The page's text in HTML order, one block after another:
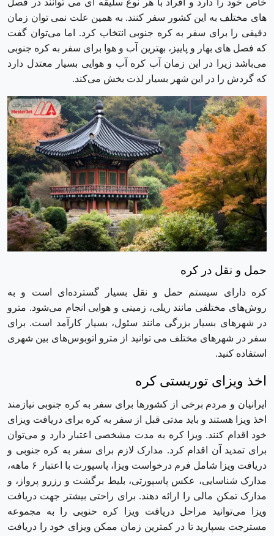
خاص خود را دارد و افراد با هر نوع سلیقه ای می توانند در فصل
های مختلف به این کشور سفر کنند. به همین علت نمی توان زمان
دقیقی را برای سفر به کره جنوبی انتخاب کرد. اما می‌توان گفت
که فصل های بهار و پاییز، بهترین آب و هوا برای سفر به کره جنوبی
می‌باشد زیرا در این زمان آب کره آب و هوایی بسیار معتدل دارد
که گردش را در این شهر بسیار لذت بخش می‌کند.
حمل و نقل در کره
کره دارای سیستم حمل و نقل بسیار گسترده‌ای است و به
روش‌های مختلفی مانند ریلی، زمینی و هوایی انجام می‌شود. مترو
در شهر‌های بسیار بزرگی مانند سئول، بسیار کارآمد است. برای
سفر در شهر‌های مختلف می توانید از مترو اتوبوس‌های بین شهری
استفاده کنید.
اخذ ویزای توریستی کره
ایرانیان و مردم برخی از کشورها برای سفر به کره جنوبی نیازمند
اخذ ویزا هستند و باید مدتی قبل از سفر به کره برای دریافت ویزای
خود اقدام کنند. ویزا کره به مدت مشخصی اعتبار دارد و می‌توان‌
برای تمدید آن اقدام کرد. مدارک لازم برای سفر به کره جنوبی و
دریافت ویزا شامل فرم درخواست ویزا، پاسپورت با اعتبار ۶ ماهه،
مدارک شناسایی، عکس پاسپورتی، بلیط برگشت و رزرو پرواز، و
مدارک تمکن مالی را ارائه دهند. برای راحتی بیشتر جهت دریافت
ویزا می‌توانید مراحل دریافت ویزا کره حنوبی را به مجموعه
مسترجت بسپارید تا در کمترین زمان ممکن ویزای خود را دریافت